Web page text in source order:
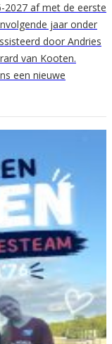
2027 af met de eerste
jaar onder
door Andries
van Kooten.
een nieuwe